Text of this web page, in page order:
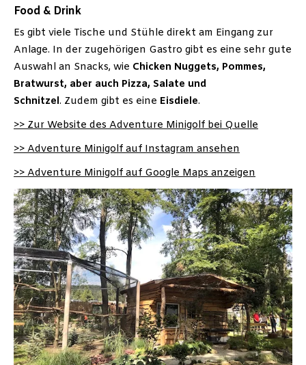
Food & Drink
Es gibt viele Tische und Stühle direkt am Eingang zur
Anlage. In der zugehörigen Gastro gibt es eine sehr gute
Auswahl an Snacks, wie Chicken Nuggets, Pommes,
Bratwurst, aber auch Pizza, Salate und
Schnitzel. Zudem gibt es eine Eisdiele.
>> Zur Website des Adventure Minigolf bei Quelle
>> Adventure Minigolf auf Instagram ansehen
>> Adventure Minigolf auf Google Maps anzeigen